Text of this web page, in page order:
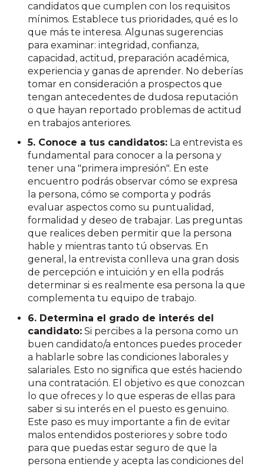
candidatos que cumplen con los requisitos
mínimos. Establece tus prioridades, qué es lo
que más te interesa. Algunas sugerencias
para examinar: integridad, confianza,
capacidad, actitud, preparación académica,
experiencia y ganas de aprender. No deberías
tomar en consideración a prospectos que
tengan antecedentes de dudosa reputación
o que hayan reportado problemas de actitud
en trabajos anteriores.
5. Conoce a tus candidatos: La entrevista es
fundamental para conocer a la persona y
tener una "primera impresión". En este
encuentro podrás observar cómo se expresa
la persona, cómo se comporta y podrás
evaluar aspectos como su puntualidad,
formalidad y deseo de trabajar. Las preguntas
que realices deben permitir que la persona
hable y mientras tanto tú observas. En
general, la entrevista conlleva una gran dosis
de percepción e intuición y en ella podrás
determinar si es realmente esa persona la que
complementa tu equipo de trabajo.
6. Determina el grado de interés del
candidato: Si percibes a la persona como un
buen candidato/a entonces puedes proceder
a hablarle sobre las condiciones laborales y
salariales. Esto no significa que estés haciendo
una contratación. El objetivo es que conozcan
lo que ofreces y lo que esperas de ellas para
saber si su interés en el puesto es genuino.
Este paso es muy importante a fin de evitar
malos entendidos posteriores y sobre todo
para que puedas estar seguro de que la
persona entiende y acepta las condiciones del